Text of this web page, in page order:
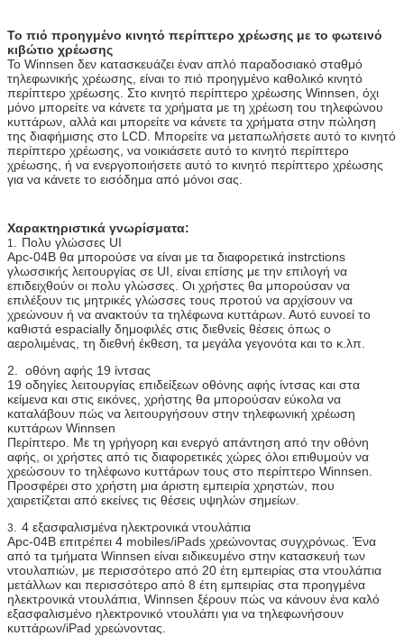
οθόνη αφής 19
ίντσας
Κάνετε Winnsen το κινητό περίπτερο χρέωσης
φιλικό στη χρήση
Υπολογιστής
Το σταθερό βιομηχανικό συγκρότημα ηλεκτρονικών
υπολογιστών, μειώνει τη συντήρησή σας στον
ελάχιστο
Σώμα χάλυβα
Το σώμα χάλυβα καλής ποιότητας, στάση με τη
μακροπρόθεσμη χρήση, χρώμα μπορεί να
προσαρμοστεί
υλικού
αναγνώστης καρτών, ανιχνευτής δακτυλικών
αποτυπωμάτων, ανιχνευτής γραμμωτών κωδίκων,
εκτυπωτής εισιτηρίων
Wifi, 3G
Εάν το μέρος που θέλετε να προσθέσετε δεν
συμπεριλαμβάνεται ανωτέρω, παρακαλώ μας
ρωτήστε.
Τάση εργασίας
100-240V, 50/60Hz
Λειτουργούσα
θερμοκρασία
0 ~ 50 ℃
Πιστοποιητικό CE, FCC
Το πιό προηγμένο κινητό περίπτερο χρέωσης με το φωτεινό
κιβώτιο χρέωσης
Το Winnsen δεν κατασκευάζει έναν απλό παραδοσιακό σταθμό
τηλεφωνικής χρέωσης, είναι το πιό προηγμένο καθολικό κινητό
περίπτερο χρέωσης. Στο κινητό περίπτερο χρέωσης Winnsen, όχι
μόνο μπορείτε να κάνετε τα χρήματα με τη χρέωση του τηλεφώνου
κυττάρων, αλλά και μπορείτε να κάνετε τα χρήματα στην πώληση
της διαφήμισης στο LCD. Μπορείτε να μεταπωλήσετε αυτό το κινητό
περίπτερο χρέωσης, να νοικιάσετε αυτό το κινητό περίπτερο
χρέωσης, ή να ενεργοποιήσετε αυτό το κινητό περίπτερο χρέωσης
για να κάνετε το εισόδημα από μόνοι σας.
Χαρακτηριστικά γνωρίσματα:
1. Πολυ γλώσσες UI
Apc-04B θα μπορούσε να είναι με τα διαφορετικά instrctions
γλωσσικής λειτουργίας σε UI, είναι επίσης με την επιλογή να
επιδειχθούν οι πολυ γλώσσες. Οι χρήστες θα μπορούσαν να
επιλέξουν τις μητρικές γλώσσες τους προτού να αρχίσουν να
χρεώνουν ή να ανακτούν τα τηλέφωνα κυττάρων. Αυτό ευνοεί το
καθιστά espacially δημοφιλές στις διεθνείς θέσεις όπως ο
αερολιμένας, τη διεθνή έκθεση, τα μεγάλα γεγονότα και το κ.λπ.
2. οθόνη αφής 19 ίντσας
19 οδηγίες λειτουργίας επιδείξεων οθόνης αφής ίντσας και στα
κείμενα και στις εικόνες, χρήστης θα μπορούσαν εύκολα να
καταλάβουν πώς να λειτουργήσουν στην τηλεφωνική χρέωση
κυττάρων Winnsen
Περίπτερο. Με τη γρήγορη και ενεργό απάντηση από την οθόνη
αφής, οι χρήστες από τις διαφορετικές χώρες όλοι επιθυμούν να
χρεώσουν το τηλέφωνο κυττάρων τους στο περίπτερο Winnsen.
Προσφέρει στο χρήστη μια άριστη εμπειρία χρηστών, που
χαιρετίζεται από εκείνες τις θέσεις υψηλών σημείων.
3. 4 εξασφαλισμένα ηλεκτρονικά ντουλάπια
Apc-04B επιτρέπει 4 mobiles/iPads χρεώνοντας συγχρόνως. Ένα
από τα τμήματα Winnsen είναι ειδικευμένο στην κατασκευή των
ντουλαπιών, με περισσότερο από 20 έτη εμπειρίας στα ντουλάπια
μετάλλων και περισσότερο από 8 έτη εμπειρίας στα προηγμένα
ηλεκτρονικά ντουλάπια, Winnsen ξέρουν πώς να κάνουν ένα καλό
εξασφαλισμένο ηλεκτρονικό ντουλάπι για να τηλεφωνήσουν
κυττάρων/iPad χρεώνοντας.